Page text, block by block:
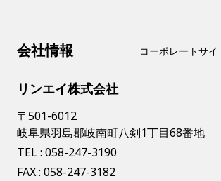
会社情報 コーポレートサ
リンエイ株式会社
〒501-6012
岐阜県羽島郡岐南町八剣1丁目68番地
TEL : 058-247-3190
FAX : 058-247-3182